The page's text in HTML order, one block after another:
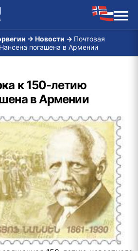
→ Новости → Почтовая
погашена в Армении
к 150-летию
в Армении